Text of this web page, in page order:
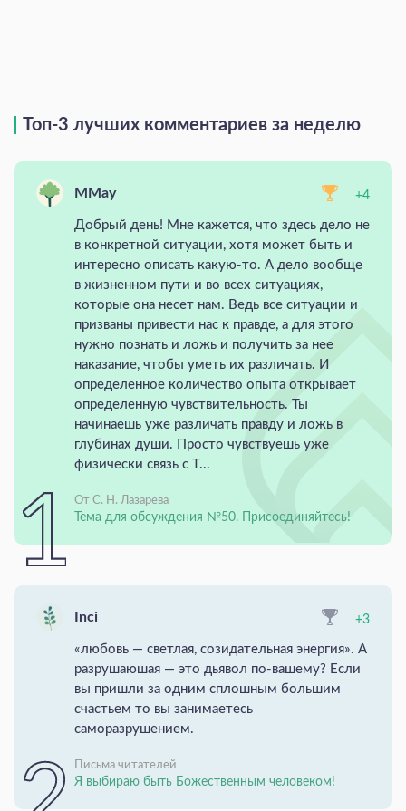
Топ-3 лучших комментариев за неделю
MMay +4
Добрый день! Мне кажется, что здесь дело не
в конкретной ситуации, хотя может быть и
интересно описать какую-то. А дело вообще
в жизненном пути и во всех ситуациях,
которые она несет нам. Ведь все ситуации и
призваны привести нас к правде, а для этого
нужно познать и ложь и получить за нее
наказание, чтобы уметь их различать. И
определенное количество опыта открывает
определенную чувствительность. Ты
начинаешь уже различать правду и ложь в
глубинах души. Просто чувствуешь уже
физически связь с Т...
От С. Н. Лазарева
Тема для обсуждения №50. Присоединяйтесь!
Inci +3
«любовь — светлая, созидательная энергия». А
разрушаюшая — это дьявол по-вашему? Если
вы пришли за одним сплошным большим
счастьем то вы занимаетесь
саморазрушением.
Письма читателей
Я выбираю быть Божественным человеком!